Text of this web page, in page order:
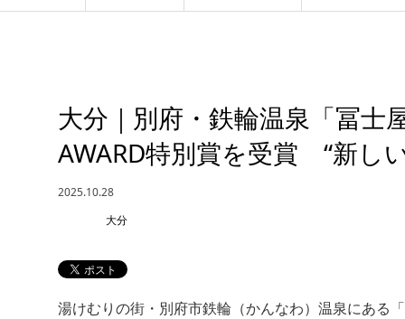
大分｜別府・鉄輪温泉「冨
AWARD特別賞を受賞 “新し
2025.10.28
大分
湯けむりの街・別府市鉄輪（かんなわ）温泉にある